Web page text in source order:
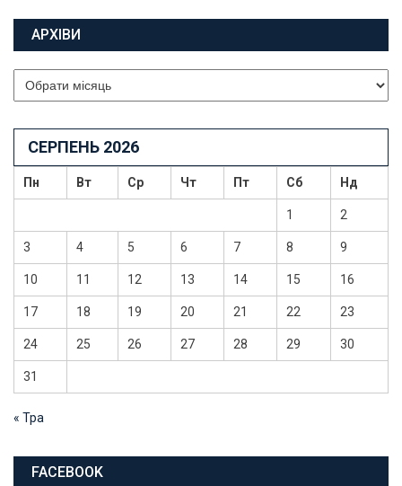
АРХІВИ
Архіви
СЕРПЕНЬ 2026
Пн Вт Ср Чт Пт Сб Нд
1 2
3 4 5 6 7 8 9
10 11 12 13 14 15 16
17 18 19 20 21 22 23
24 25 26 27 28 29 30
31
« Тра
FACEBOOK